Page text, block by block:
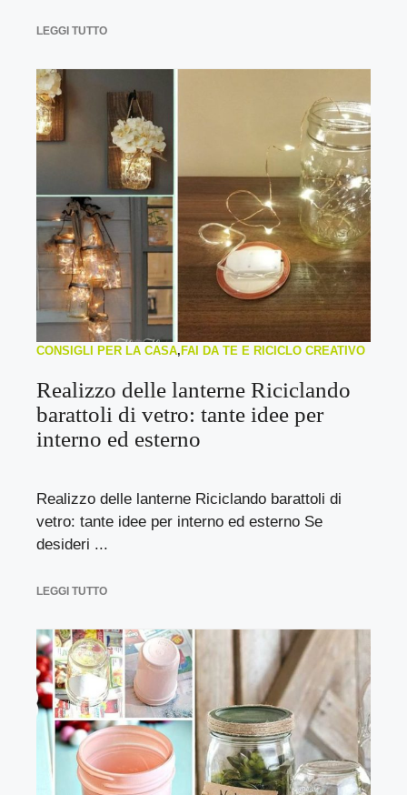
LEGGI TUTTO
CONSIGLI PER LA CASA,FAI DA TE E RICICLO CREATIVO
Realizzo delle lanterne Riciclando
barattoli di vetro: tante idee per
interno ed esterno
Realizzo delle lanterne Riciclando barattoli di
vetro: tante idee per interno ed esterno Se
desideri ...
LEGGI TUTTO